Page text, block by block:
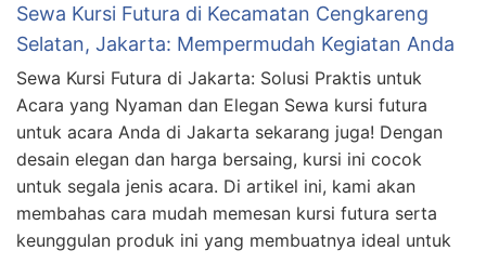
Sewa Kursi Futura di Kecamatan Cengkareng
Selatan, Jakarta: Mempermudah Kegiatan Anda
Sewa Kursi Futura di Jakarta: Solusi Praktis untuk
Acara yang Nyaman dan Elegan Sewa kursi futura
untuk acara Anda di Jakarta sekarang juga! Dengan
desain elegan dan harga bersaing, kursi ini cocok
untuk segala jenis acara. Di artikel ini, kami akan
membahas cara mudah memesan kursi futura serta
keunggulan produk ini yang membuatnya ideal untuk